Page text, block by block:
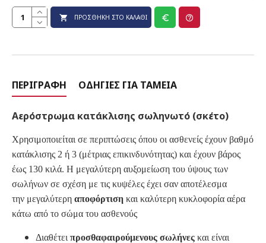
ΠΡΟΣΘΉΚΗ ΣΤΟ ΚΑΛΆΘΙ
ΠΕΡΙΓΡΑΦΉ ΟΔΗΓΊΕΣ ΓΙΑ ΤΑΜΕΊΑ
Αερόστρωμα κατάκλισης σωληνωτό (σκέτο)
Χρησιμοποιείται σε περιπτώσεις όπου οι ασθενείς έχουν βαθμό
κατάκλισης 2 ή 3 (μέτριας επικινδυνότητας) και έχουν βάρος
έως 130 κιλά. Η μεγαλύτερη αυξομείωση του ύψους των
σωλήνων σε σχέση με τις κυψέλες έχει σαν αποτέλεσμα
την μεγαλύτερη αποφόρτιση και καλύτερη κυκλοφορία αέρα
κάτω από το σώμα του ασθενούς
Διαθέτει προσθαφαιρούμενους σωλήνες και είναι